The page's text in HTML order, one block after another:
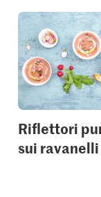
Riflettori
sui ravanelli